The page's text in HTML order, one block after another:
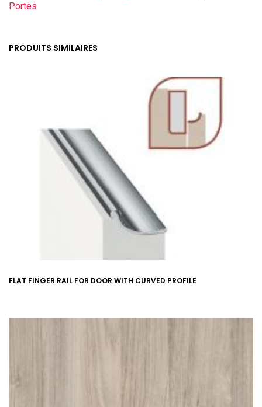
Portes
PRODUITS SIMILAIRES
FLAT FINGER RAIL FOR DOOR WITH CURVED PROFILE